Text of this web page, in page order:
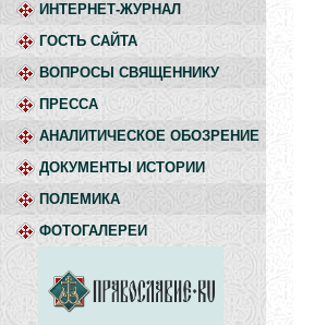
ИНТЕРНЕТ-ЖУРНАЛ
ГОСТЬ САЙТА
ВОПРОСЫ СВЯЩЕННИКУ
ПРЕССА
АНАЛИТИЧЕСКОЕ ОБОЗРЕНИЕ
ДОКУМЕНТЫ ИСТОРИИ
ПОЛЕМИКА
ФОТОГАЛЕРЕИ